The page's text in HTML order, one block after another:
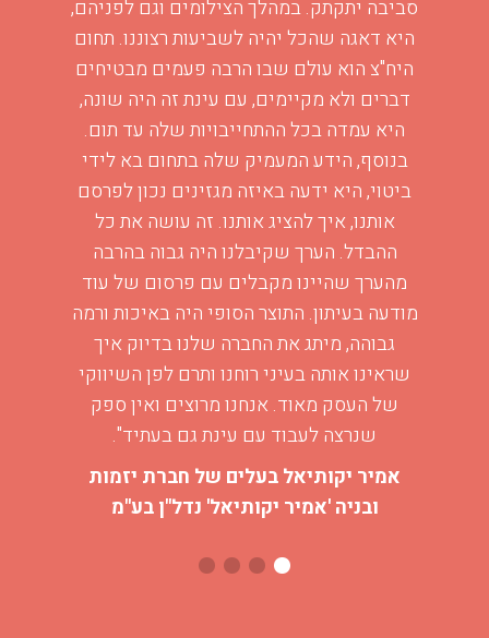
סביבה יתקתק. במהלך הצילומים וגם לפניהם,
היא דאגה שהכל יהיה לשביעות רצוננו. תחום
היח"צ הוא עולם שבו הרבה פעמים מבטיחים
דברים ולא מקיימים, עם עינת זה היה שונה,
היא עמדה בכל ההתחייבויות שלה עד תום.
בנוסף, הידע המעמיק שלה בתחום בא לידי
ביטוי, היא ידעה באיזה מגזינים נכון לפרסם
אותנו, איך להציג אותנו. זה עושה את כל
ההבדל. הערך שקיבלנו היה גבוה בהרבה
מהערך שהיינו מקבלים עם פרסום של עוד
מודעה בעיתון. התוצר הסופי היה באיכות ורמה
גבוהה, מיתג את החברה שלנו בדיוק איך
שראינו אותה בעיני רוחנו ותרם לפן השיווקי
של העסק מאוד. אנחנו מרוצים ואין ספק
שנרצה לעבוד עם עינת גם בעתיד".
אמיר יקותיאלבעלים של חברת יזמות
ובניה 'אמיר יקותיאל' נדל"ן בע"מ